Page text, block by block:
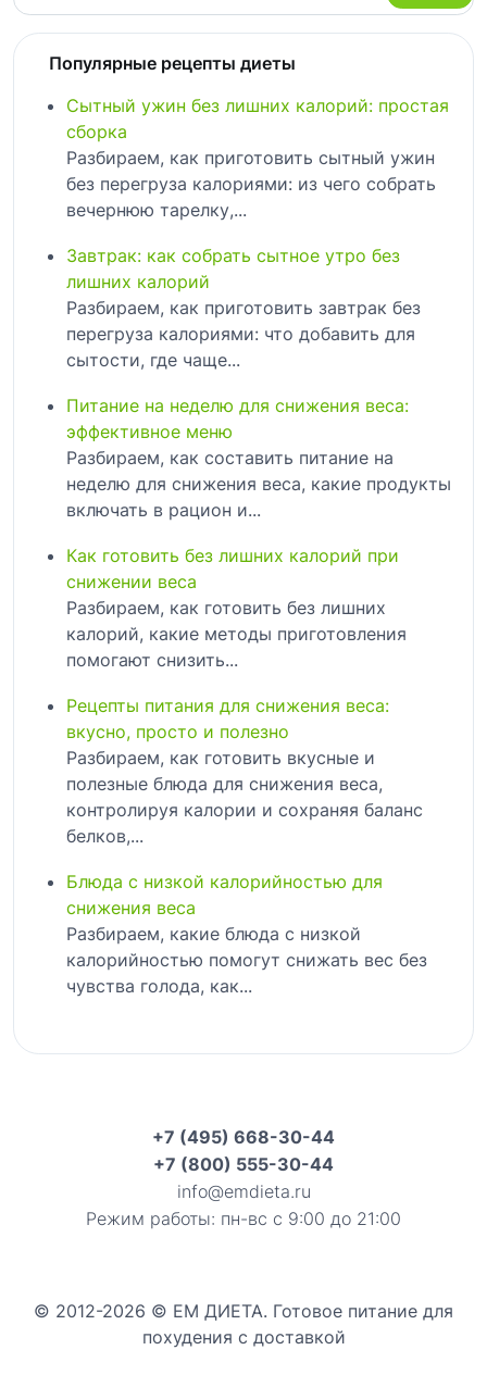
Популярные рецепты диеты
Сытный ужин без лишних калорий: простая
сборка
Разбираем, как приготовить сытный ужин
без перегруза калориями: из чего собрать
вечернюю тарелку,...
Завтрак: как собрать сытное утро без
лишних калорий
Разбираем, как приготовить завтрак без
перегруза калориями: что добавить для
сытости, где чаще...
Питание на неделю для снижения веса:
эффективное меню
Разбираем, как составить питание на
неделю для снижения веса, какие продукты
включать в рацион и...
Как готовить без лишних калорий при
снижении веса
Разбираем, как готовить без лишних
калорий, какие методы приготовления
помогают снизить...
Рецепты питания для снижения веса:
вкусно, просто и полезно
Разбираем, как готовить вкусные и
полезные блюда для снижения веса,
контролируя калории и сохраняя баланс
белков,...
Блюда с низкой калорийностью для
снижения веса
Разбираем, какие блюда с низкой
калорийностью помогут снижать вес без
чувства голода, как...
+7 (495) 668-30-44
+7 (800) 555-30-44
info@emdieta.ru
Режим работы: пн-вс с 9:00 до 21:00
© 2012-2026 © ЕМ ДИЕТА. Готовое питание для
похудения с доставкой